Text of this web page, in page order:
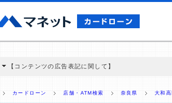
【コンテンツの広告表記に関して】
ミ収集などに基づき、公平性を担保した情報提供を行っ
カードローン 店舗・ATM検索 奈良県 大和高